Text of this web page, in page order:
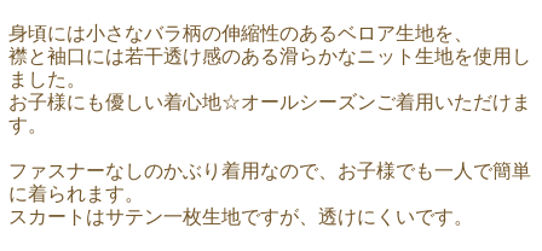
身頃には小さなバラ柄の伸縮性のあるベロア生地を、
襟と袖口には若干透け感のある滑らかなニット生地を使用し
ました。
お子様にも優しい着心地☆オールシーズンご着用いただけま
す。
ファスナーなしのかぶり着用なので、お子様でも一人で簡単
に着られます。
スカートはサテン一枚生地ですが、透けにくいです。